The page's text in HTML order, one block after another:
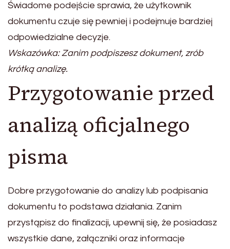
Świadome podejście sprawia, że użytkownik
dokumentu czuje się pewniej i podejmuje bardziej
odpowiedzialne decyzje.
Wskazówka: Zanim podpiszesz dokument, zrób
krótką analizę.
Przygotowanie przed
analizą oficjalnego
pisma
Dobre przygotowanie do analizy lub podpisania
dokumentu to podstawa działania. Zanim
przystąpisz do finalizacji, upewnij się, że posiadasz
wszystkie dane, załączniki oraz informacje